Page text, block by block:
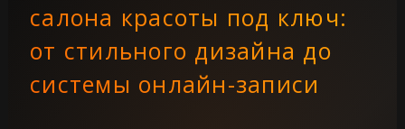
салона красоты под ключ:
от стильного дизайна до
системы онлайн-записи